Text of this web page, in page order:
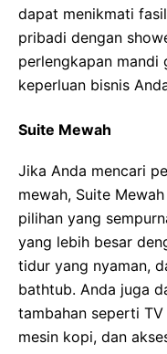
dapat menikmati
pribadi dengan
perlengkapan mandi
keperluan bisnis
Suite Mewah
Jika Anda mencari
mewah, Suite
pilihan yang
yang lebih besar
tidur yang nyaman,
bathtub. Anda juga
tambahan seperti
mesin kopi, dan